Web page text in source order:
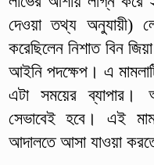
দেওয়া তথ্য অনুযায়ী)
করেছিলেন নিশাত বিন
আইনি পদক্ষেপ। এ
এটা সময়ের ব্যাপার।
সেভাবেই হবে। এই
আদালতে আসা যাওয়া